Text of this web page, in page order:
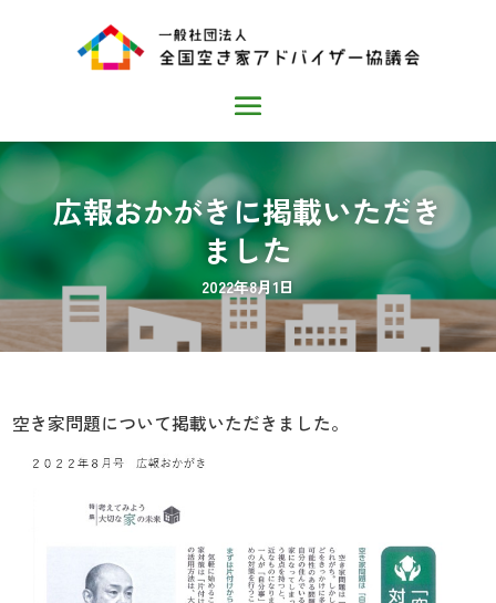
広報おかがきに掲載いただき
ました
2022年8月1日
空き家問題について掲載いただきました。